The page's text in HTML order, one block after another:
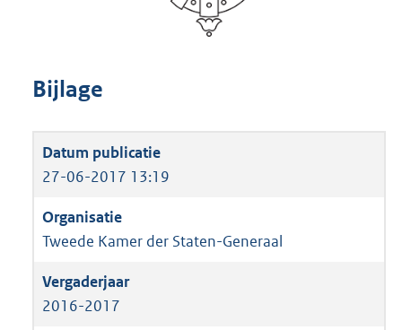
Bijlage
27-06-2017 13:19
Tweede Kamer der Staten-Generaal
2016-2017